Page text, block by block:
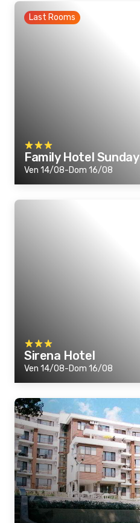
Last Rooms
Family Hotel Sunday
Ven 14/08-Dom 16/08
Sirena Hotel
Ven 14/08-Dom 16/08